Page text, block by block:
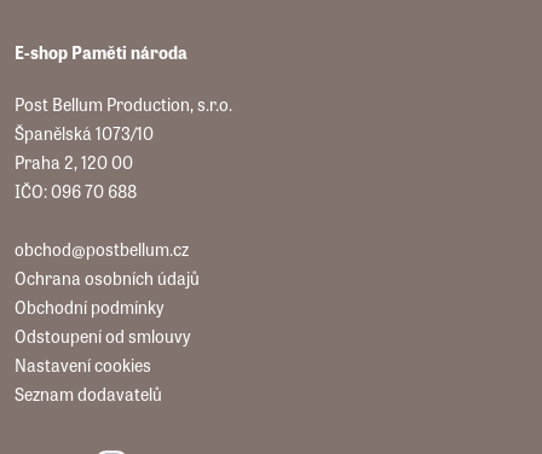
E-shop Paměti národa
Post Bellum Production, s.r.o.
Španělská 1073/10
Praha 2, 120 00
IČO: 096 70 688
obchod@postbellum.cz
Ochrana osobních údajů
Obchodní podmínky
Odstoupení od smlouvy
Nastavení cookies
Seznam dodavatelů